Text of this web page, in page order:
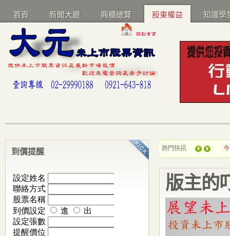
首頁 新聞大廳 興櫃總覽 股東權益 知識學
熱門快訊
版主的
到價提醒